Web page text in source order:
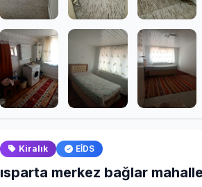
Kiralık EİDS
ısparta merkez bağlar